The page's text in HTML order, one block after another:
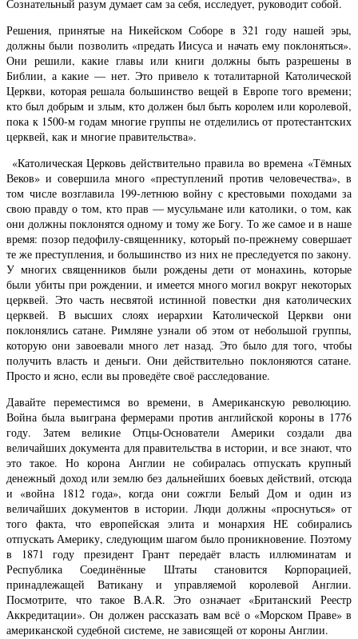
Сознательный разум думает сам за себя, исследует, руководит собой.
Решения, принятые на Никейском Соборе в 321 году нашей эры,
должны были позволить «предать Иисуса и начать ему поклоняться».
Они решили, какие главы или книги должны быть разрешены в
Библии, а какие — нет. Это привело к тоталитарной Католической
Церкви, которая решала большинство вещей в Европе того времени;
кто был добрым и злым, кто должен был быть королем или королевой,
пока к 1500-м годам многие группы не отделились от протестантских
церквей, как и многие правительства».
«Католическая Церковь действительно правила во времена «Тёмных
Веков» и совершила много «преступлений против человечества», в
том числе возглавила 199-летнюю войну с крестовыми походами за
свою правду о том, кто прав — мусульмане или католики, о том, как
они должны поклонятся одному и тому же Богу. То же самое и в наше
время: позор педофилу-священнику, который по-прежнему совершает
те же преступления, и большинство из них не преследуется по закону.
У многих священников были рождены дети от монахинь, которые
были убиты при рождении, и имеется много могил вокруг некоторых
церквей. Это часть несвятой истинной повестки дня католических
церквей. В высших слоях иерархии Католической Церкви они
поклонялись сатане. Римляне узнали об этом от небольшой группы,
которую они завоевали много лет назад. Это было для того, чтобы
получить власть и деньги. Они действительно поклоняются сатане.
Просто и ясно, если вы проведёте своё расследование.
Давайте переместимся во времени, в Американскую революцию.
Война была выиграна фермерами против английской короны в 1776
году. Затем великие Отцы-Основатели Америки создали два
величайших документа для правительства в истории, и все знают, что
это такое. Но корона Англии не собиралась отпускать крупный
денежный доход или землю без дальнейших боевых действий, отсюда
и «война 1812 года», когда они сожгли Белый Дом и один из
величайших документов в истории. Люди должны «проснуться» от
того факта, что европейская элита и монархия НЕ собирались
отпускать Америку, следующим шагом было проникновение. Поэтому
в 1871 году президент Грант передаёт власть иллюминатам и
Республика Соединённые Штаты становится Корпорацией,
принадлежащей Ватикану и управляемой королевой Англии.
Посмотрите, что такое B.A.R. Это означает «Британский Реестр
Аккредитации». Он должен рассказать вам всё о «Морском Праве» в
американской судебной системе, не зависящей от короны Англии.